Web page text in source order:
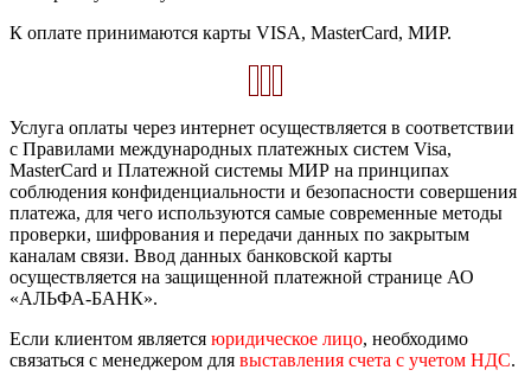
К оплате принимаются карты VISA, MasterCard, МИР.
Услуга оплаты через интернет осуществляется в соответствии
с Правилами международных платежных систем Visa,
MasterCard и Платежной системы МИР на принципах
соблюдения конфиденциальности и безопасности совершения
платежа, для чего используются самые современные методы
проверки, шифрования и передачи данных по закрытым
каналам связи. Ввод данных банковской карты
осуществляется на защищенной платежной странице АО
«АЛЬФА-БАНК».
Если клиентом является юридическое лицо, необходимо
связаться с менеджером для выставления счета с учетом НДС.